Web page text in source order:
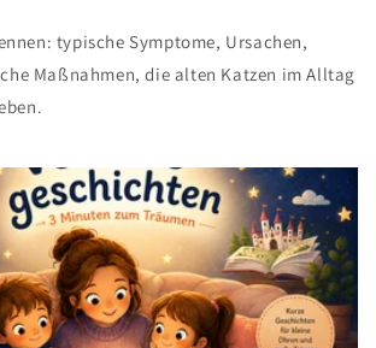
typische Symptome, Ursachen,
Maßnahmen, die alten Katzen im Alltag